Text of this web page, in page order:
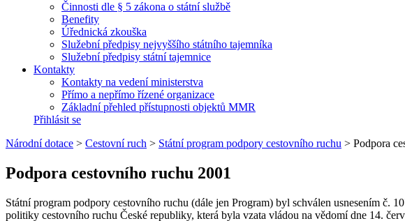
Činnosti dle § 5 zákona o státní službě
Benefity
Úřednická zkouška
Služební předpisy nejvyššího státního tajemníka
Služební předpisy státní tajemnice
Kontakty
Kontakty na vedení ministerstva
Přímo a nepřímo řízené organizace
Základní přehled přístupnosti objektů MMR
Přihlásit se
Národní dotace > Cestovní ruch > Státní program podpory cestovního ruchu > Podpora
Podpora cestovního ruchu 2001
Státní program podpory cestovního ruchu (dále jen Program) byl schválen usnesením č.
politiky cestovního ruchu České republiky, která byla vzata vládou na vědomí dne 14.